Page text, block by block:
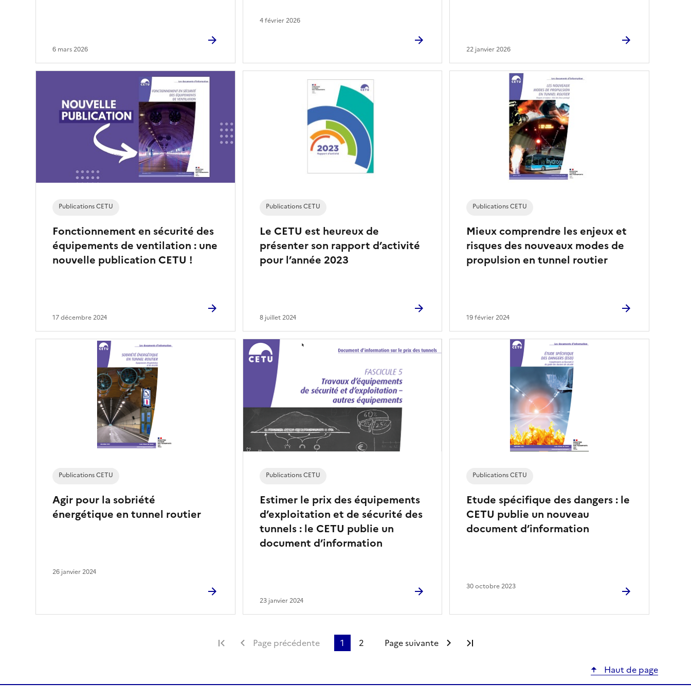
6 mars 2026
4 février 2026
22 janvier 2026
Fonctionnement en sécurité des
équipements de ventilation : une
nouvelle publication CETU !
Publications CETU
17 décembre 2024
Le CETU est heureux de
présenter son rapport d’activité
pour l’année 2023
Publications CETU
8 juillet 2024
Mieux comprendre les enjeux et
risques des nouveaux modes de
propulsion en tunnel routier
Publications CETU
19 février 2024
Agir pour la sobriété
énergétique en tunnel routier
Publications CETU
26 janvier 2024
Estimer le prix des équipements
d’exploitation et de sécurité des
tunnels : le CETU publie un
document d’information
Publications CETU
23 janvier 2024
Etude spécifique des dangers : le
CETU publie un nouveau
document d’information
Publications CETU
30 octobre 2023
Première page
Page précédente 1 2 Page suivante
Haut de page